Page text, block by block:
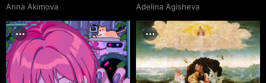
Anna Akimova Adelina Agisheva